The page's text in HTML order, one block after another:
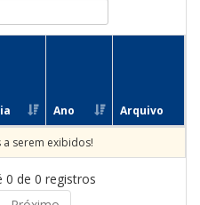
Ano Arquivo
serem exibidos!
0 de 0 registros